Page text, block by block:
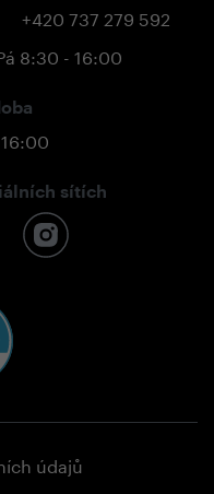
+420 737 279 592
8:30 - 16:00
sítích
údajů